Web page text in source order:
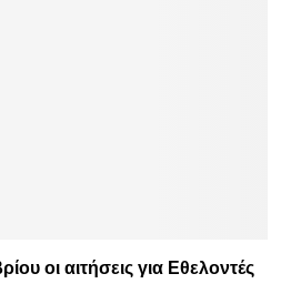
οι αιτήσεις για Εθελοντές